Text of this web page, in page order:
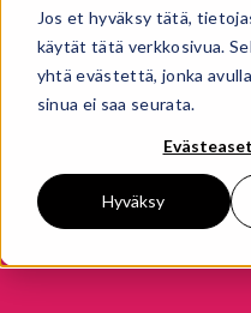
Jos et hyväksy tätä,
käytät tätä verkkosivua.
yhtä evästettä, jonka
sinua ei saa seurata.
Hyväksy